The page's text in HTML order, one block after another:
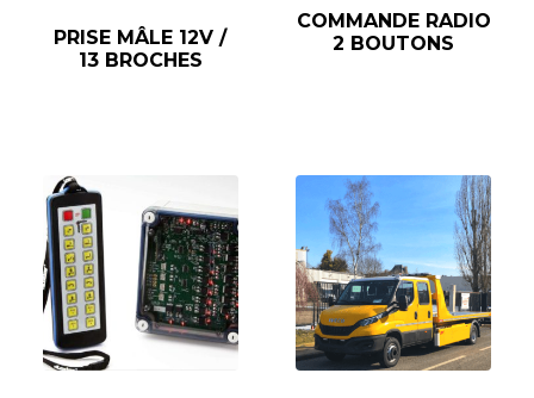
PRISE MÂLE 12V /
13 BROCHES
COMMANDE RADIO
2 BOUTONS